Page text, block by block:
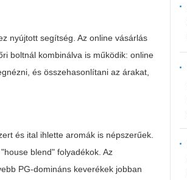
nyújtott segítség. Az online vásárlás
boltnál kombinálva is működik: online
és összehasonlítani az árakat,
és ital ihlette aromák is népszerűek.
blend" folyadékok. Az
PG-domináns keverékek jobban